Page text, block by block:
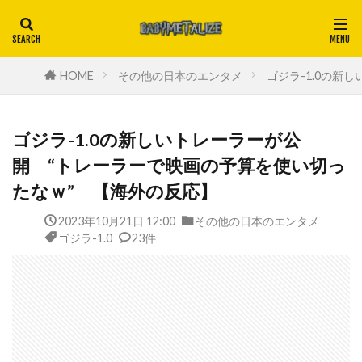
HOME その他の日本のエンタメ ゴジラ-1.0の新し
ゴジラ-1.0の新しいトレーラーが公
開 “トレーラーで映画の予算を使い切っ
たなｗ” 【海外の反応】
2023年10月21日 12:00
その他の日本のエンタメ
ゴジラ-1.0
23件